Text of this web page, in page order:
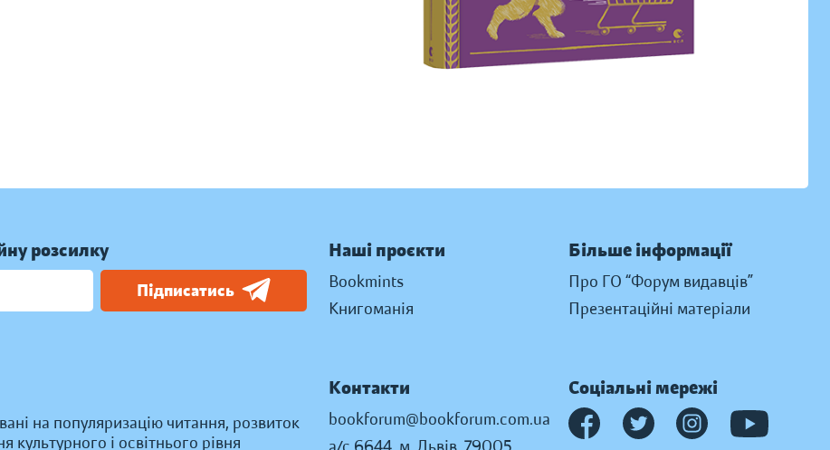
розсилку
Підписатись
на популяризацію читання, розвиток
і освітнього рівня
Наші проєкти
Bookmints
Книгоманія
Більше інформації
Про ГО “Форум видавців”
Презентаційні матеріали
Контакти
bookforum@bookforum.com.ua
Соціальні мережі